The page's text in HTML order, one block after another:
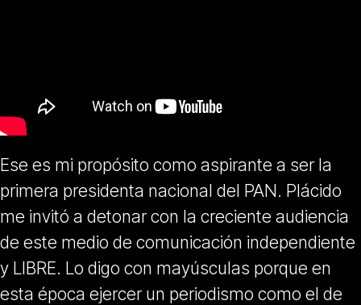
Ese es mi propósito como aspirante a ser la
primera presidenta nacional del PAN. Plácido
me invitó a detonar con la creciente audiencia
de este medio de comunicación independiente
y LIBRE. Lo digo con mayúsculas porque en
esta época ejercer un periodismo como el de